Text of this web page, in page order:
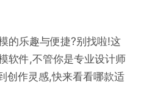
的乐趣与便捷?别找啦!这
软件,不管你是专业设计师
创作灵感,快来看看哪款适